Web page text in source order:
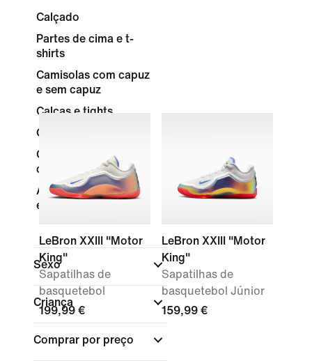
Calçado
Partes de cima e t-
shirts
Camisolas com capuz
e sem capuz
Calças e tights
Calções
Compressão e
camada de base
Acessórios e
equipamento
Sexo
Criança
Comprar por preço
LeBron XXIII "Motor
King"
Sapatilhas de
basquetebol
199,99 €
LeBron XXIII "Motor
King"
Sapatilhas de
basquetebol Júnior
159,99 €